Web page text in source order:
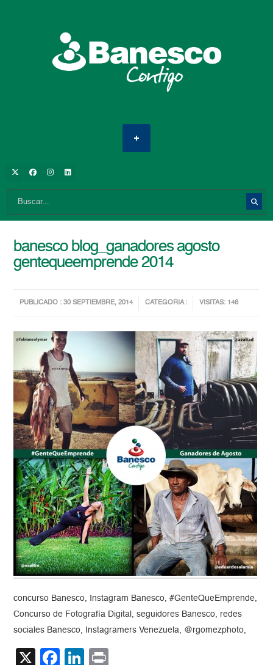
banesco blog_ganadores agosto
gentequeemprende 2014
PUBLICADO : 30 SEPTIEMBRE, 2014 CATEGORIA : VISITAS: 146
concurso Banesco, Instagram Banesco, #GenteQueEmprende,
Concurso de Fotografía Digital, seguidores Banesco, redes
sociales Banesco, Instagramers Venezuela, @rgomezphoto,
X Facebook
LinkedIn